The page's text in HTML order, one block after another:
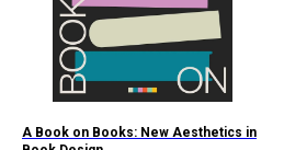
A Book on Books: New Aesthetics in